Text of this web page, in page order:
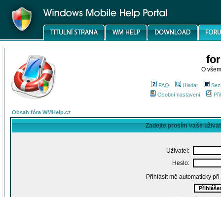
O
FAQ Hledat
Osobní nastavení
Obsah fóra WMHelp.cz
Zadejte prosím vaše
Uživatel:
Heslo:
Přihlásit mě automaticky